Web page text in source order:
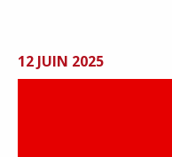
12 JUIN 2025